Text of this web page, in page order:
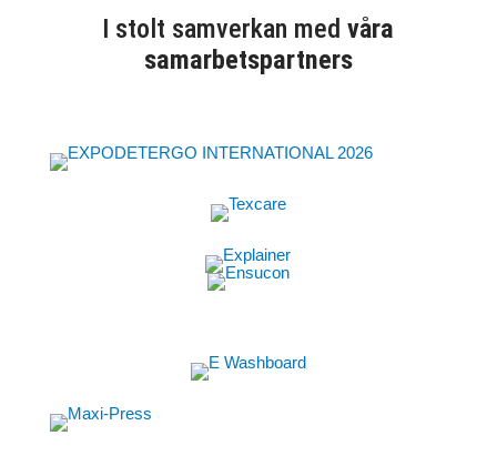
I stolt samverkan medvåra
samarbetspartners